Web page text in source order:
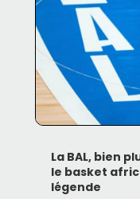
La BAL, bien
le basket
légende